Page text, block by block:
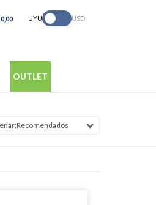
OUTLET
0,00 UYU USD
Recomendados